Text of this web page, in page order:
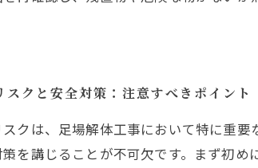
スクと安全対策：注意すべきポイント
クは、足場解体工事において特に重
を講じることが不可欠です。まず初